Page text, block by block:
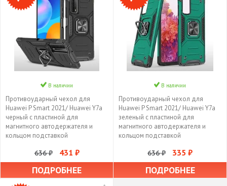
В наличии
Противоударный чехол для
Huawei P Smart 2021/ Huawei Y7a
черный с пластиной для
магнитного автодержателя и
кольцом подставкой
636 ₽ 431 ₽
ПОДРОБНЕЕ
В наличии
Противоударный чехол для
Huawei P Smart 2021/ Huawei Y7a
зеленый с пластиной для
магнитного автодержателя и
кольцом подставкой
636 ₽ 335 ₽
ПОДРОБНЕЕ